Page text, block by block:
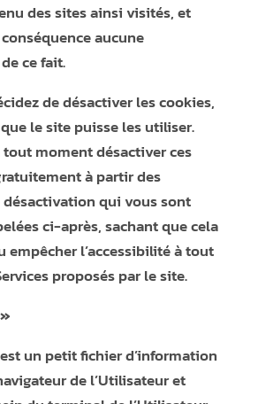
des sites ainsi visités, et
conséquence aucune
ce fait.
de désactiver les cookies,
le site puisse les utiliser.
tout moment désactiver ces
à partir des
qui vous sont
ci-après, sachant que cela
empêcher l’accessibilité à tout
proposés par le site.
un petit fichier d’information
de l’Utilisateur et